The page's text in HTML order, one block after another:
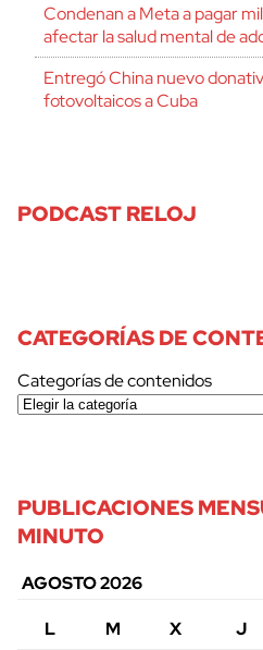
Condenan a Meta a pagar
afectar la salud mental de
Entregó China nuevo
fotovoltaicos a Cuba
PODCAST RELOJ
CATEGORÍAS DE
Categorías de contenidos
PUBLICACIONES
MINUTO
AGOSTO 2026
L
M X J